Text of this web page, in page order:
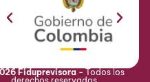
Fiduprevisora -Todos los